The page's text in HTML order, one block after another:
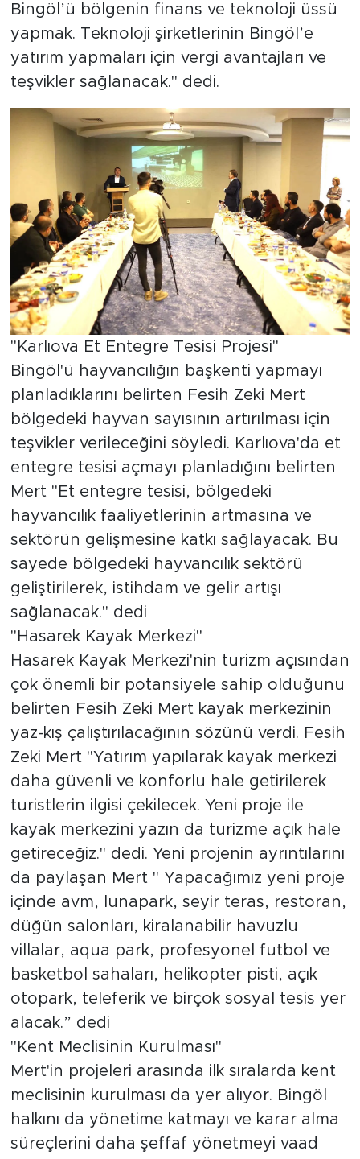
Bingöl’ü bölgenin finans ve teknoloji üssü
yapmak. Teknoloji şirketlerinin Bingöl’e
yatırım yapmaları için vergi avantajları ve
teşvikler sağlanacak." dedi.
"Karlıova Et Entegre Tesisi Projesi"
Bingöl'ü hayvancılığın başkenti yapmayı
planladıklarını belirten Fesih Zeki Mert
bölgedeki hayvan sayısının artırılması için
teşvikler verileceğini söyledi. Karlıova'da et
entegre tesisi açmayı planladığını belirten
Mert "Et entegre tesisi, bölgedeki
hayvancılık faaliyetlerinin artmasına ve
sektörün gelişmesine katkı sağlayacak. Bu
sayede bölgedeki hayvancılık sektörü
geliştirilerek, istihdam ve gelir artışı
sağlanacak." dedi
"Hasarek Kayak Merkezi"
Hasarek Kayak Merkezi'nin turizm açısından
çok önemli bir potansiyele sahip olduğunu
belirten Fesih Zeki Mert kayak merkezinin
yaz-kış çalıştırılacağının sözünü verdi. Fesih
Zeki Mert "Yatırım yapılarak kayak merkezi
daha güvenli ve konforlu hale getirilerek
turistlerin ilgisi çekilecek. Yeni proje ile
kayak merkezini yazın da turizme açık hale
getireceğiz." dedi. Yeni projenin ayrıntılarını
da paylaşan Mert " Yapacağımız yeni proje
içinde avm, lunapark, seyir teras, restoran,
düğün salonları, kiralanabilir havuzlu
villalar, aqua park, profesyonel futbol ve
basketbol sahaları, helikopter pisti, açık
otopark, teleferik ve birçok sosyal tesis yer
alacak.” dedi
"Kent Meclisinin Kurulması"
Mert'in projeleri arasında ilk sıralarda kent
meclisinin kurulması da yer alıyor. Bingöl
halkını da yönetime katmayı ve karar alma
süreçlerini daha şeffaf yönetmeyi vaad